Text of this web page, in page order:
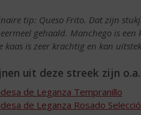
tip: Queso Frito. Dat zijn
gehaald. Manchego is een
kaas is zeer krachtig en kan
uit deze streek zijn
de Leganza Tempranillo
de Leganza Rosado